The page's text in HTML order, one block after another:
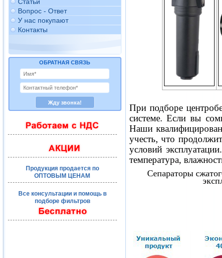
Вопрос - Ответ
У нас покупают
Контакты
ОБРАТНАЯ СВЯЗЬ
Продукция продается по
ОПТОВЫМ ЦЕНАМ
Все консультации и помощь в
подборе фильтров
При подборе
системе. Если вы
Наши
учесть, что
условий
температура,
Сепараторы